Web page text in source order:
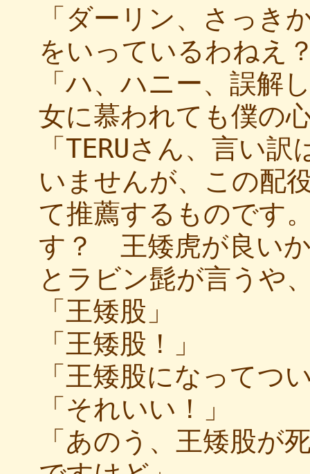
「ダーリン、さっき
をいっているわねえ
「ハ、ハニー、誤解
女に慕われても僕の
「TERUさん、言い
いませんが、この配
て推薦するものです
す？ 王矮虎が良い
とラビン髭が言うや
「王矮股」
「王矮股！」
「王矮股になってつ
「それいい！」
「あのう、王矮股が